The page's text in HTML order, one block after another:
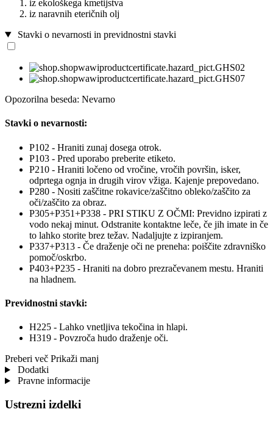
iz ekološkega kmetijstva
iz naravnih eteričnih olj
Stavki o nevarnosti in previdnostni stavki
Opozorilna beseda: Nevarno
Stavki o nevarnosti:
P102 - Hraniti zunaj dosega otrok.
P103 - Pred uporabo preberite etiketo.
P210 - Hraniti ločeno od vročine, vročih površin, isker,
odprtega ognja in drugih virov vžiga. Kajenje prepovedano.
P280 - Nositi zaščitne rokavice/zaščitno obleko/zaščito za
oči/zaščito za obraz.
P305+P351+P338 - PRI STIKU Z OČMI: Previdno izpirati z
vodo nekaj minut. Odstranite kontaktne leče, če jih imate in če
to lahko storite brez težav. Nadaljujte z izpiranjem.
P337+P313 - Če draženje oči ne preneha: poiščite zdravniško
pomoč/oskrbo.
P403+P235 - Hraniti na dobro prezračevanem mestu. Hraniti
na hladnem.
Previdnostni stavki:
H225 - Lahko vnetljiva tekočina in hlapi.
H319 - Povzroča hudo draženje oči.
Preberi več Prikaži manj
Dodatki
Pravne informacije
Ustrezni izdelki